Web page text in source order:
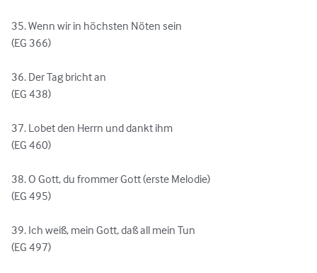
35. Wenn wir in höchsten Nöten sein
(EG 366)
36. Der Tag bricht an
(EG 438)
37. Lobet den Herrn und dankt ihm
(EG 460)
38. O Gott, du frommer Gott (erste Melodie)
(EG 495)
39. Ich weiß, mein Gott, daß all mein Tun
(EG 497)